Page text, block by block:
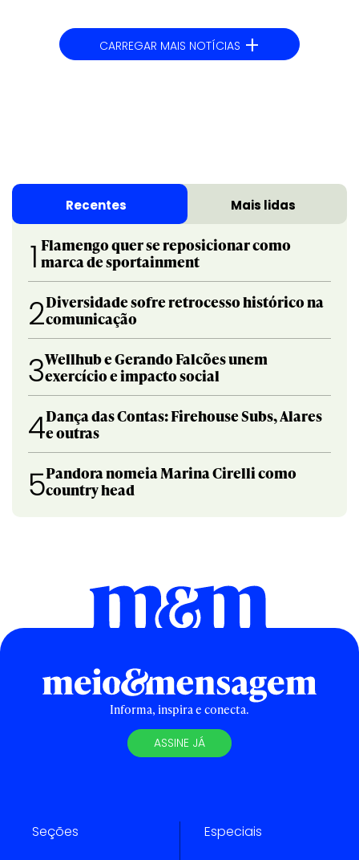
CARREGAR MAIS NOTÍCIAS +
Recentes Mais lidas
1 Flamengo quer se reposicionar como
marca de sportainment
2Diversidade sofre retrocesso histórico na
comunicação
3Wellhub e Gerando Falcões unem
exercício e impacto social
4Dança das Contas: Firehouse Subs, Alares
e outras
5Pandora nomeia Marina Cirelli como
country head
Informa, inspira e conecta.
ASSINE JÁ
Seções Especiais